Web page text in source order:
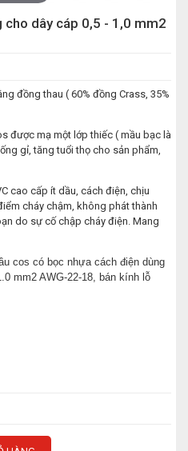
cho dây cáp 0,5 - 1,0 mm2
đồng thau ( 60% đồng Crass, 35%
được mạ một lớp thiếc ( mầu bạc là
gỉ, tăng tuổi thọ cho sản phẩm,
cao cấp ít dầu, cách điện, chịu
cháy chậm, không phát thành
do sự cố chập cháy điện. Mang
cos có bọc nhựa cách điện dùng
mm2 AWG-22-18, bán kính lỗ